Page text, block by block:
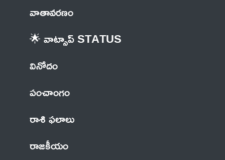
వాతావరణం
🌟 వాట్సాప్ STATUS
వినోదం
పంచాంగం
రాశి ఫలాలు
రాజకీయం